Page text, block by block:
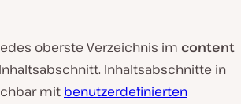
oberste Verzeichnis im content
Inhaltsabschnitte in
mit benutzerdefinierten